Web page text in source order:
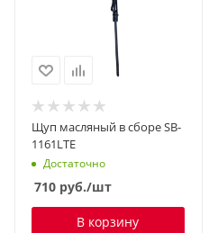
Щуп масляный в сборе SB-
1161LTE
Достаточно
710 руб./шт
В корзину